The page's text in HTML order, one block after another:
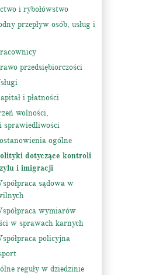
i rybołówstwo
przepływ osób, usług i
przedsiębiorczości
i płatności
wolności,
sprawiedliwości
ogólne
dotyczące kontroli
i imigracji
sądowa w
wymiarów
w sprawach karnych
policyjna
reguły w dziedzinie